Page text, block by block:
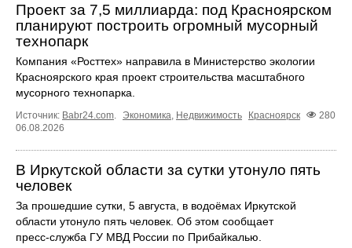
Проект за 7,5 миллиарда: под Красноярском
планируют построить огромный мусорный
технопарк
Компания «Росттех» направила в Министерство экологии
Красноярского края проект строительства масштабного
мусорного технопарка.
Источник: Babr24.com Экономика Недвижимость Красноярск
280
06.08.2026
В Иркутской области за сутки утонуло пять
человек
За прошедшие сутки, 5 августа, в водоёмах Иркутской
области утонуло пять человек. Об этом сообщает
пресс‑служба ГУ МВД России по Прибайкалью.